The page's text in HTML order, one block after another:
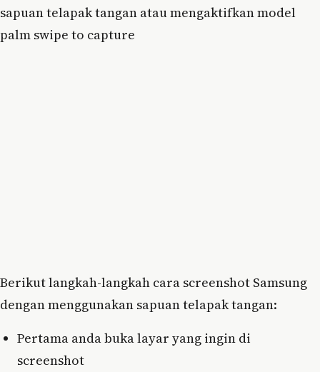
sapuan telapak tangan atau mengaktifkan model
palm swipe to capture
Berikut langkah-langkah cara screenshot Samsung
dengan menggunakan sapuan telapak tangan:
Pertama anda buka layar yang ingin di
screenshot